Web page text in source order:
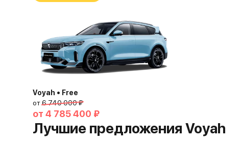
Voyah • Free
от6 740 000 ₽
от 4 785 400 ₽
Лучшие предложения Voyah